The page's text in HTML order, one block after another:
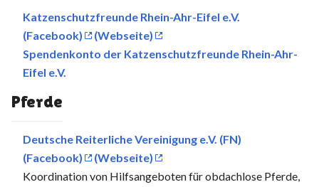
Katzenschutzfreunde Rhein-Ahr-Eifel e.V.
(Facebook)
(Webseite)
Spendenkonto der Katzenschutzfreunde Rhein-Ahr-
Eifel e.V.
Pferde
Deutsche Reiterliche Vereinigung e.V. (FN)
(Facebook)
(Webseite)
Koordination von Hilfsangeboten für obdachlose Pferde,